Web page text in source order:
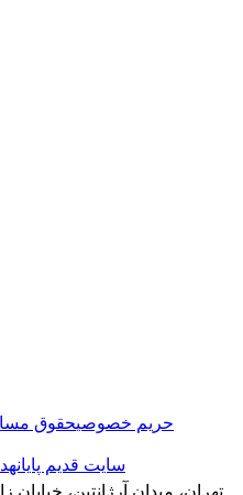
حریم خصوصیحقوق
سایت قدیم پایانه